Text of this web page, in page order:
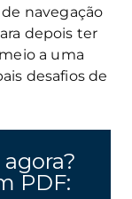
navegação
depois ter
a uma
desafios de
PDF: